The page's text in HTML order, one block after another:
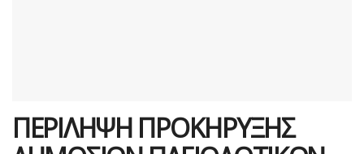
ΠΕΡΙΛΗΨΗ ΠΡΟΚΗΡΥΞΗΣ